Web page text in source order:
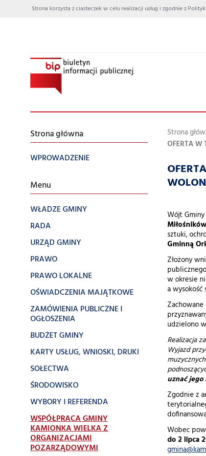
Strona korzysta z ciasteczek w celu realizacji usług i zgodnie z
Strona główna
WPROWADZENIE
Menu
WŁADZE GMINY
RADA
URZĄD GMINY
PRAWO
PRAWO LOKALNE
OŚWIADCZENIA MAJĄTKOWE
ZAMÓWIENIA PUBLICZNE I
OGŁOSZENIA
BUDŻET GMINY
KARTY USŁUG, WNIOSKI, DRUKI
SOŁECTWA
ŚRODOWISKO
WYBORY I REFERENDA
WSPÓŁPRACA GMINY
KAMIONKA WIELKA Z
ORGANIZACJAMI
POZARZĄDOWYMI
Strona
OFERTA W
Wójt
sztuki,
Gminną
Złożony
w okresie
a
udzielono
Realizacja
Wyjazd
uznać jego
Zgodnie z
Wobec
do 2 lipca